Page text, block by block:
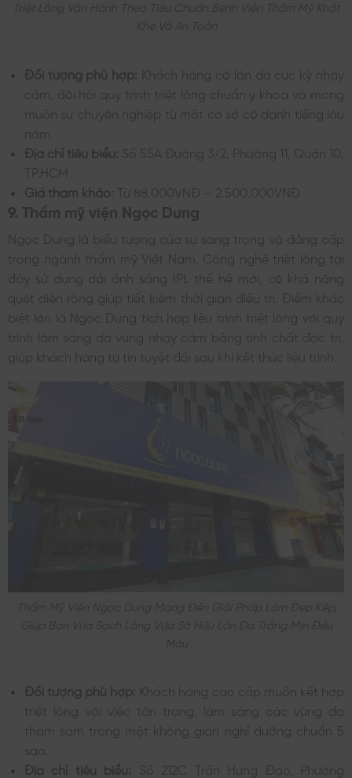
Triệt Lông Vận Hành Theo Tiêu Chuẩn Bệnh Viện Thẩm Mỹ Khắt
Khe Và An Toàn
Đối tượng phù hợp: Khách hàng có làn da cực kỳ nhạy
cảm, đòi hỏi quy trình triệt lông chuẩn y khoa và mong
muốn sự chuyên nghiệp từ một cơ sở có danh tiếng lâu
năm.
Địa chỉ tiêu biểu: Số 55A Đường 3/2, Phường 11, Quận 10,
TP.HCM
Giá tham khảo: Từ 88.000VNĐ – 2.500.000VNĐ
9. Thẩm mỹ viện Ngọc Dung
Ngọc Dung là biểu tượng của sự sang trọng và đẳng cấp
trong ngành thẩm mỹ Việt Nam. Công nghệ triệt lông tại
đây sử dụng dải ánh sáng IPL thế hệ mới, có khả năng
quét diện rộng giúp tiết kiệm thời gian điều trị. Điểm khác
biệt lớn là Ngọc Dung tích hợp liệu trình triệt lông với quy
trình làm sáng da vùng nhạy cảm bằng tinh chất đặc trị,
giúp khách hàng tự tin tuyệt đối sau khi kết thúc liệu trình.
Thẩm Mỹ Viện Ngọc Dung Mang Đến Giải Pháp Làm Đẹp Kép,
Giúp Bạn Vừa Sạch Lông Vừa Sở Hữu Làn Da Trắng Mịn Đều
Màu
Đối tượng phù hợp: Khách hàng cao cấp muốn kết hợp
triệt lông với việc tân trang, làm sáng các vùng da
thâm sạm trong một không gian nghỉ dưỡng chuẩn 5
sao.
Địa chỉ tiêu biểu:
Số 212C Trần Hưng Đạo, Phường